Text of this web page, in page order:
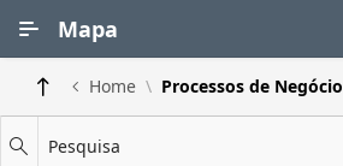
Mapa
Home Processos de Negócio
Pesquisa